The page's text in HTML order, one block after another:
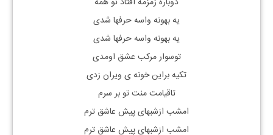
یه بهونه واسه حرفها شدی
یه بهونه واسه حرفها شدی
توسوار مرکب عشق اومدی
تکیه براین خونه ی ویران زدی
تاقیامت منت تو بر سرم
امشب ازشبهای پیش عاشق ترم
امشب ازشبهای پیش عاشق ترم